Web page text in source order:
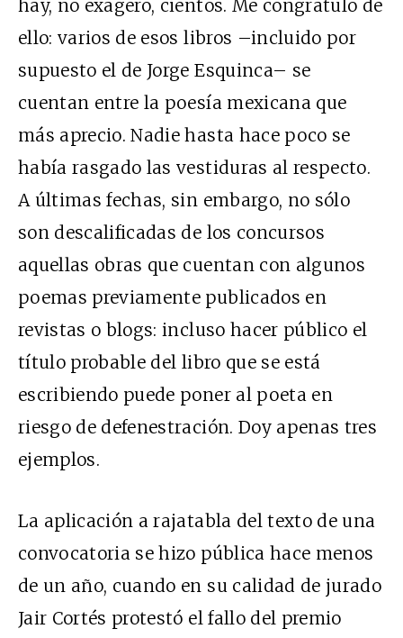
hay, no exagero, cientos. Me congratulo de
ello: varios de esos libros –incluido por
supuesto el de Jorge Esquinca– se
cuentan entre la poesía mexicana que
más aprecio. Nadie hasta hace poco se
había rasgado las vestiduras al respecto.
A últimas fechas, sin embargo, no sólo
son descalificadas de los concursos
aquellas obras que cuentan con algunos
poemas previamente publicados en
revistas o blogs: incluso hacer público el
título probable del libro que se está
escribiendo puede poner al poeta en
riesgo de defenestración. Doy apenas tres
ejemplos.
La aplicación a rajatabla del texto de una
convocatoria se hizo pública hace menos
de un año, cuando en su calidad de jurado
Jair Cortés protestó el fallo del premio